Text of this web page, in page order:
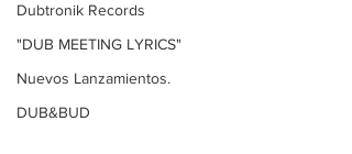
Dubtronik Records
"DUB MEETING LYRICS"
Nuevos Lanzamientos.
DUB&BUD